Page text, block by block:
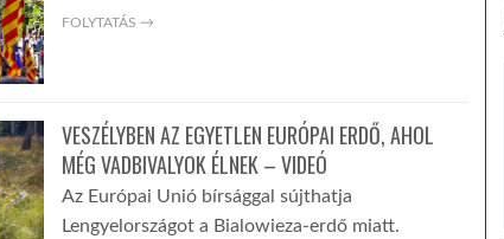
FOLYTATÁS →
VESZÉLYBEN AZ EGYETLEN EURÓPAI ERDŐ, AHOL
MÉG VADBIVALYOK ÉLNEK – VIDEÓ
Az Európai Unió bírsággal sújthatja
Lengyelországot a Bialowieza-erdő miatt.